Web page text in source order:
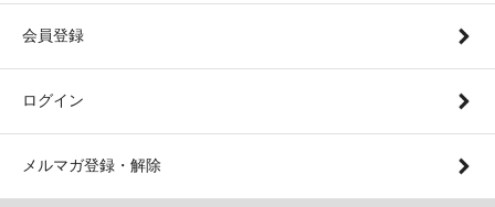
会員登録
ログイン
メルマガ登録・解除